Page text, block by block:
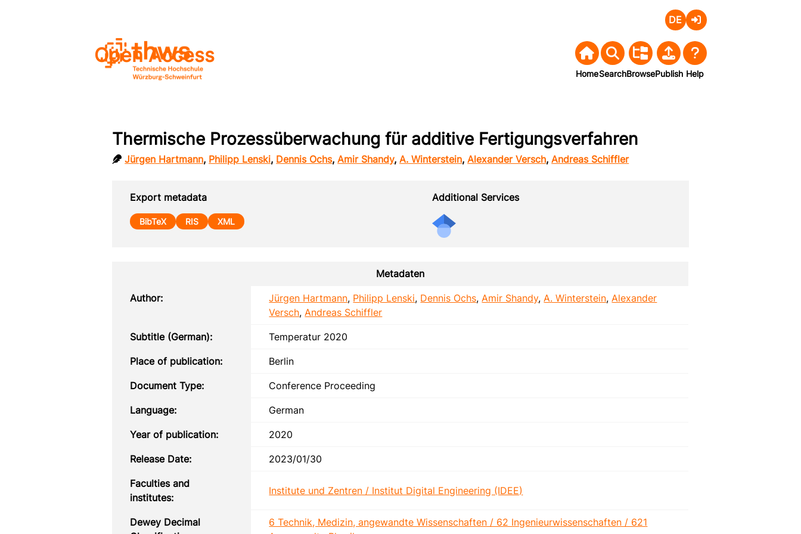
Open Access
HomeSearchBrowsePublish Help
Thermische Prozessüberwachung für additive Fertigungsverfahren
Jürgen Hartmann, Philipp Lenski, Dennis Ochs,Amir Shandy,A. Winterstein,Alexander Versch,Andreas Schiffler
Export metadata
BibTeX RIS XML
Additional Services
Metadaten
Author: Jürgen Hartmann, Philipp Lenski, Dennis Ochs,Amir Shandy,A. Winterstein,Alexander
Versch,Andreas Schiffler
Subtitle (German): Temperatur 2020
Place of publication: Berlin
Document Type: Conference Proceeding
Language: German
Year of publication: 2020
Release Date: 2023/01/30
Faculties and
institutes:
Institute und Zentren / Institut Digital Engineering (IDEE)
Dewey Decimal
6 Technik, Medizin, angewandte Wissenschaften / 62 Ingenieurwissenschaften / 621